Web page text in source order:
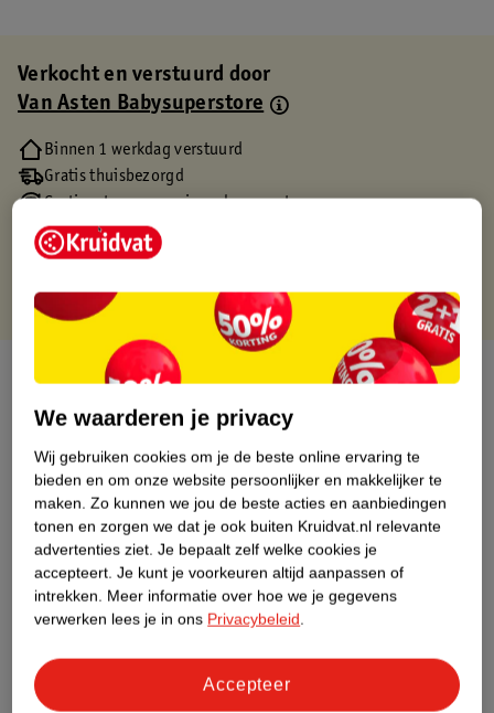
Verkocht en verstuurd door
Van Asten Babysuperstore
Binnen 1 werkdag verstuurd
Gratis thuisbezorgd
Gratis retourneren via verkooppartner.
Gratis punten met je Kruidvat kaart
Over dit product
Productinformatie
Etiketinformatie
Nature Impact Score
Dit product heeft (nog) geen Nature
Impact Score.
We waarderen je privacy
Wij gebruiken cookies om je de beste online ervaring te
bieden en om onze website persoonlijker en makkelijker te
maken. Zo kunnen we jou de beste acties en aanbiedingen
tonen en zorgen we dat je ook buiten Kruidvat.nl relevante
advertenties ziet. Je bepaalt zelf welke cookies je
accepteert. Je kunt je voorkeuren altijd aanpassen of
intrekken. Meer informatie over hoe we je gegevens
verwerken lees je in ons Privacybeleid.
Accepteer